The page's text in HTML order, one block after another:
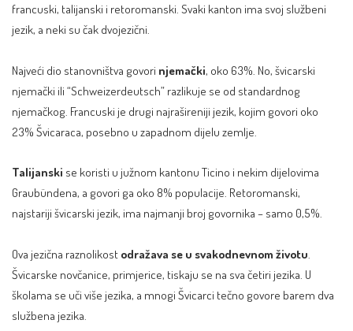
francuski, talijanski i retoromanski. Svaki kanton ima svoj službeni
jezik, a neki su čak dvojezični.
Najveći dio stanovništva govori njemački, oko 63%. No, švicarski
njemački ili “Schweizerdeutsch” razlikuje se od standardnog
njemačkog. Francuski je drugi najrašireniji jezik, kojim govori oko
23% Švicaraca, posebno u zapadnom dijelu zemlje.
Talijanski se koristi u južnom kantonu Ticino i nekim dijelovima
Graubündena, a govori ga oko 8% populacije. Retoromanski,
najstariji švicarski jezik, ima najmanji broj govornika – samo 0,5%.
Ova jezična raznolikost odražava se u svakodnevnom životu
Švicarske novčanice, primjerice, tiskaju se na sva četiri jezika. U
školama se uči više jezika, a mnogi Švicarci tečno govore barem dva
službena jezika.